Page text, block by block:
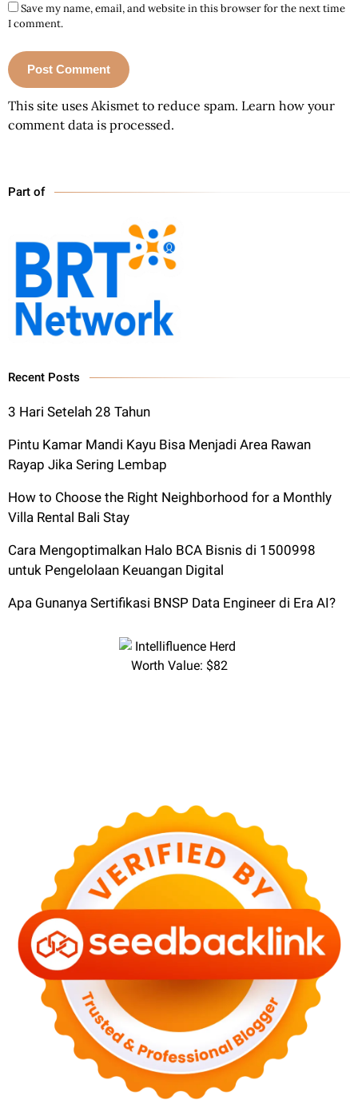
Save my name, email, and website in this browser for the next time
I comment.
This site uses Akismet to reduce spam. Learn how your
comment data is processed.
Part of
Recent Posts
3 Hari Setelah 28 Tahun
Pintu Kamar Mandi Kayu Bisa Menjadi Area Rawan
Rayap Jika Sering Lembap
How to Choose the Right Neighborhood for a Monthly
Villa Rental Bali Stay
Cara Mengoptimalkan Halo BCA Bisnis di 1500998
untuk Pengelolaan Keuangan Digital
Apa Gunanya Sertifikasi BNSP Data Engineer di Era AI?